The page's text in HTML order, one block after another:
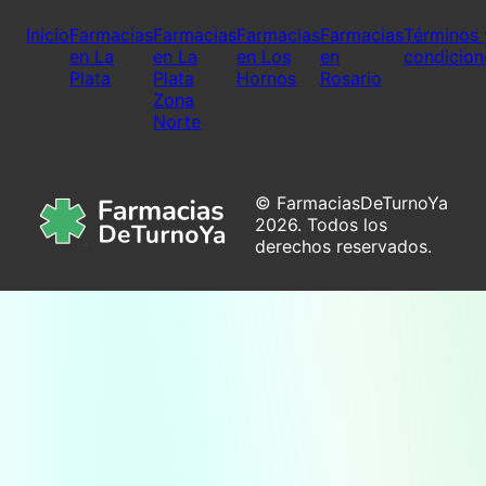
InicioFarmacias
en La
Plata
Farmacias
en La
Plata
Zona
Norte
Farmacias
en Los
Hornos
Farmacias
en
Rosario
Términos
© FarmaciasDeTurnoYa
2026. Todos los
derechos reservados.